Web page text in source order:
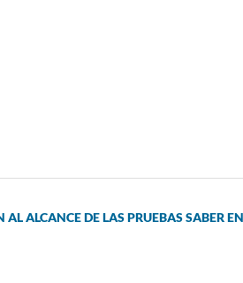
ALCANCE DE LAS PRUEBAS SABER